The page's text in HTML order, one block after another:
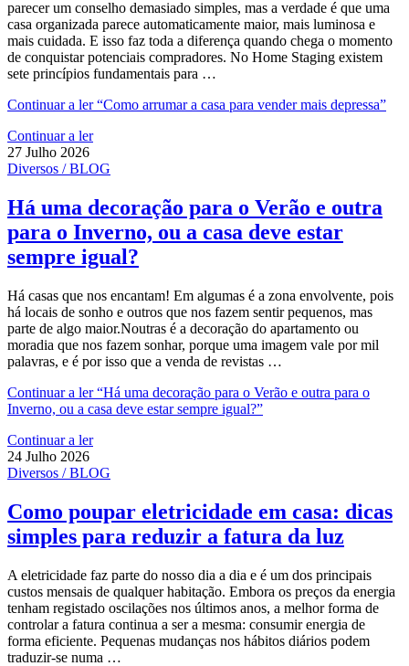
parecer um conselho demasiado simples, mas a verdade é que uma
casa organizada parece automaticamente maior, mais luminosa e
mais cuidada. E isso faz toda a diferença quando chega o momento
de conquistar potenciais compradores. No Home Staging existem
sete princípios fundamentais para …
Continuar a ler“Como arrumar a casa para vender mais depressa”
Continuar a ler
27 Julho 2026
Diversos / BLOG
Há uma decoração para o Verão e outra
para o Inverno, ou a casa deve estar
sempre igual?
Há casas que nos encantam! Em algumas é a zona envolvente, pois
há locais de sonho e outros que nos fazem sentir pequenos, mas
parte de algo maior.Noutras é a decoração do apartamento ou
moradia que nos fazem sonhar, porque uma imagem vale por mil
palavras, e é por isso que a venda de revistas …
Continuar a ler“Há uma decoração para o Verão e outra para o
Inverno, ou a casa deve estar sempre igual?”
Continuar a ler
24 Julho 2026
Diversos / BLOG
Como poupar eletricidade em casa: dicas
simples para reduzir a fatura da luz
A eletricidade faz parte do nosso dia a dia e é um dos principais
custos mensais de qualquer habitação. Embora os preços da energia
tenham registado oscilações nos últimos anos, a melhor forma de
controlar a fatura continua a ser a mesma: consumir energia de
forma eficiente. Pequenas mudanças nos hábitos diários podem
traduzir-se numa …